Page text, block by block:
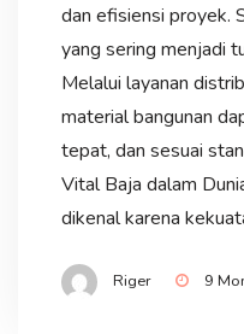
dan efisiensi proyek.
yang sering menjadi
Melalui layanan
material bangunan
tepat, dan sesuai
Vital Baja dalam
dikenal karena
Riger 9